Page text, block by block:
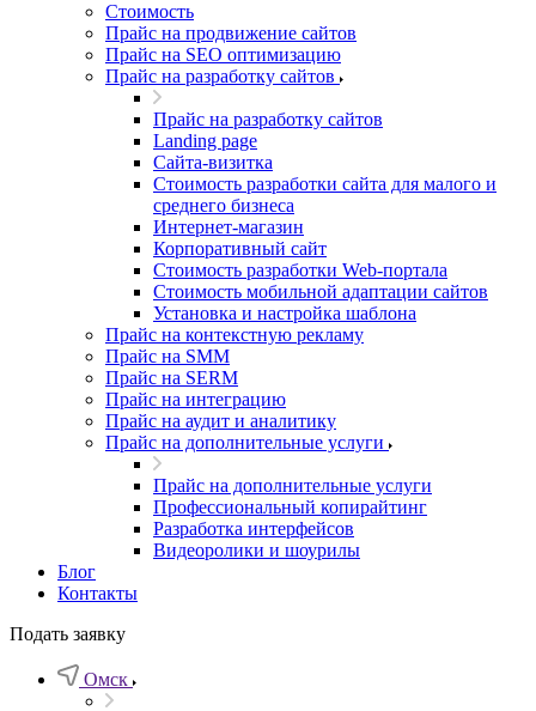
Стоимость
Прайс на продвижение сайтов
Прайс на SEO оптимизацию
Прайс на разработку сайтов
Прайс на разработку сайтов
Landing page
Cайта-визитка
Стоимость разработки сайта для малого и
среднего бизнеса
Интернет-магазин
Корпоративный сайт
Стоимость разработки Web-портала
Стоимость мобильной адаптации сайтов
Установка и настройка шаблона
Прайс на контекстную рекламу
Прайс на SMM
Прайс на SERM
Прайс на интеграцию
Прайс на аудит и аналитику
Прайс на дополнительные услуги
Прайс на дополнительные услуги
Профессиональный копирайтинг
Разработка интерфейсов
Видеоролики и шоурилы
Блог
Контакты
Подать заявку
Омск